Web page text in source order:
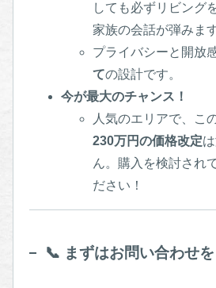
しても必ずリビング
家族の会話が弾みます
プライバシーと開放
ての設計です。
今が最大のチャンス！
人気のエリアで、こ
230万円の価格改定
ん。購入を検討され
ださい！
📞 まずはお問い合わせを